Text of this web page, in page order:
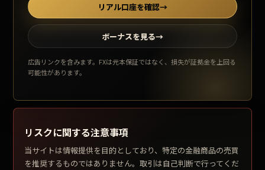
リアル口座を確認→
ボーナスを見る→
広告リンクを含みます。FXは元本保証ではなく、損失が証拠金を上回る
可能性があります。
リスクに関する注意事項
当サイトは情報提供を目的としており、特定の金融商品の売買
を推奨するものではありません。取引は自己判断で行ってくだ